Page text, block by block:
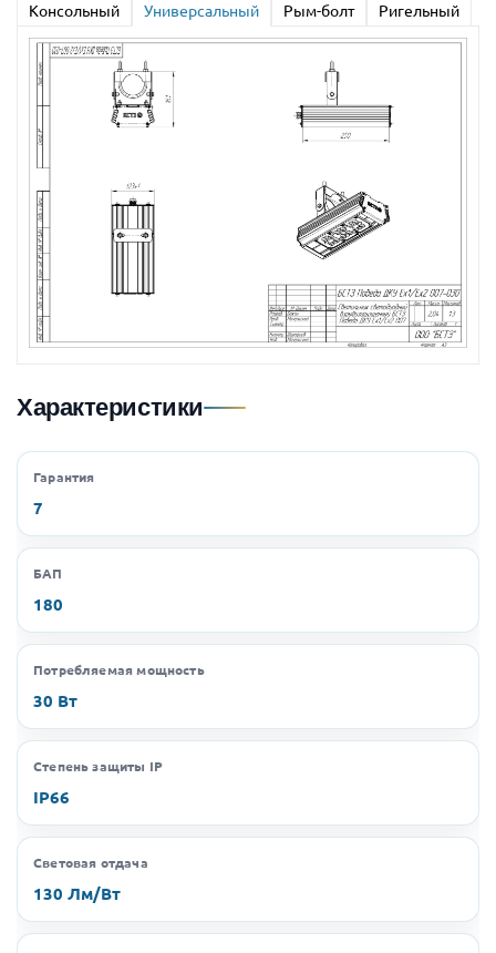
Консольный Универсальный Рым-болт Ригельный
Характеристики
Гарантия
7
БАП
180
Потребляемая мощность
30 Вт
Степень защиты IP
IP66
Световая отдача
130 Лм/Вт